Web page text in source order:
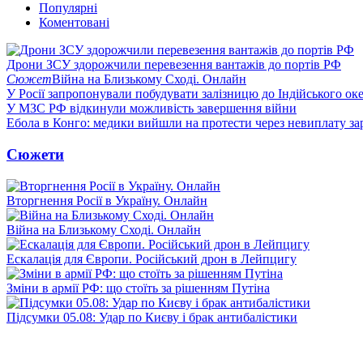
Популярні
Коментовані
Дрони ЗСУ здорожчили перевезення вантажів до портів РФ
СюжетВійна на Близькому Сході. Онлайн
У Росії запропонували побудувати залізницю до Індійського
У МЗС РФ відкинули можливість завершення війни
Ебола в Конго: медики вийшли на протести через невиплату
Сюжети
Вторгнення Росії в Україну. Онлайн
Війна на Близькому Сході. Онлайн
Ескалація для Європи. Російський дрон в Лейпцигу
Зміни в армії РФ: що стоїть за рішенням Путіна
Підсумки 05.08: Удар по Києву і брак антибалістики